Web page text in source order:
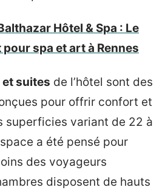
Hôtel & Spa : Le
spa et art à Rennes
et suites de l’hôtel sont des
pour offrir confort et
superficies variant de 22 à
a été pensé pour
des voyageurs
disposent de hauts